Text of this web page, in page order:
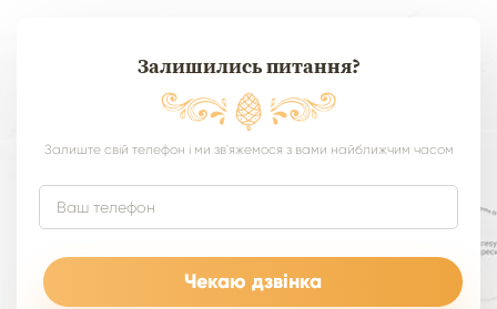
Залишились питання?
Залиште свій телефон і ми зв'яжемося з вами найближчим часом